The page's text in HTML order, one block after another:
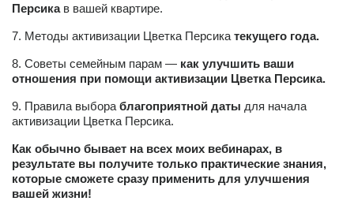
Персика в вашей квартире.
7. Методы активизации Цветка Персика текущего года.
8. Советы семейным парам — как улучшить ваши
отношения при помощи активизации Цветка Персика.
9. Правила выбора благоприятной даты для начала
активизации Цветка Персика.
Как обычно бывает на всех моих вебинарах, в
результате вы получите только практические знания,
которые сможете сразу применить для улучшения
вашей жизни!